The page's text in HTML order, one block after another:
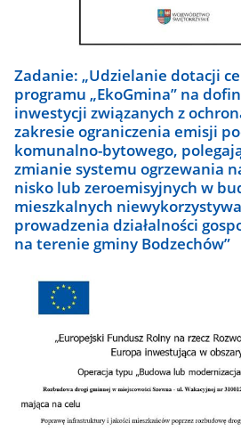
Zadanie: „Udzielanie dotacji
programu „EkoGmina” na
inwestycji związanych z
zakresie ograniczenia emisji
komunalno-bytowego,
zmianie systemu ogrzewania
nisko lub zeroemisyjnych w
mieszkalnych
prowadzenia działalności
na terenie gminy Bodzechów”